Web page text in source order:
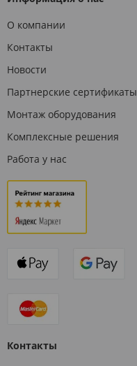
О компании
Контакты
Новости
Партнерские сертификаты
Монтаж оборудования
Комплексные решения
Работа у нас
Контакты